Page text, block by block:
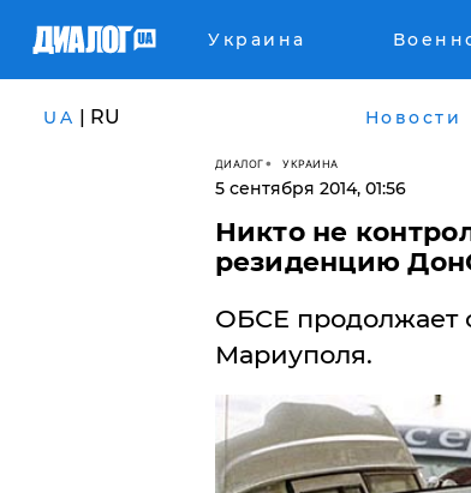
Украина
UA | RU Новости
ДИАЛОГ УКРАИНА
5 сентября 2014, 01:56
Никто не
резиденцию
ОБСЕ продолжает
Мариуполя.